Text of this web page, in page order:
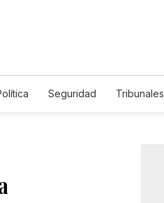
Seguridad Tribunales